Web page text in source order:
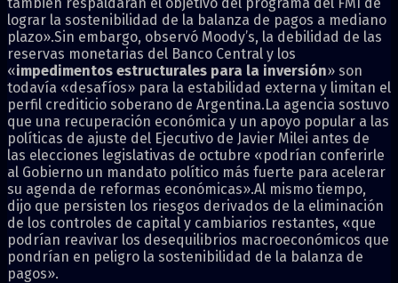
lograr la sostenibilidad de la balanza de pagos a mediano
plazo».Sin embargo, observó Moody’s, la debilidad de las
reservas monetarias del Banco Central y los
«impedimentos estructurales para la inversión» son
todavía «desafíos» para la estabilidad externa y limitan el
perfil crediticio soberano de Argentina.La agencia sostuvo
que una recuperación económica y un apoyo popular a las
políticas de ajuste del Ejecutivo de Javier Milei antes de
las elecciones legislativas de octubre «podrían conferirle
al Gobierno un mandato político más fuerte para acelerar
su agenda de reformas económicas».Al mismo tiempo,
dijo que persisten los riesgos derivados de la eliminación
de los controles de capital y cambiarios restantes, «que
podrían reavivar los desequilibrios macroeconómicos que
pondrían en peligro la sostenibilidad de la balanza de
pagos».